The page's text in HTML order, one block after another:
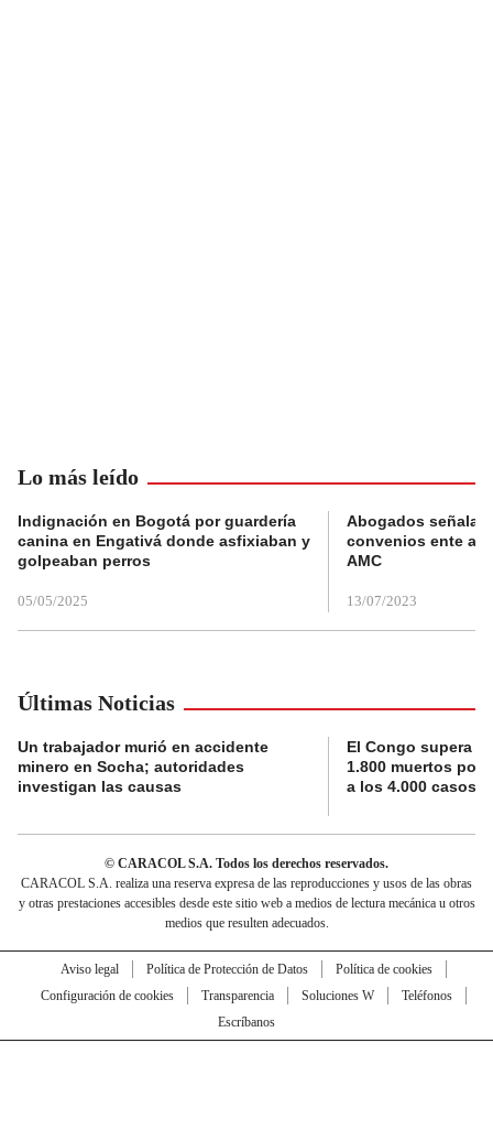
Lo más leído
Indignación en Bogotá por guardería
canina en Engativá donde asfixiaban y
golpeaban perros
05/05/2025
Abogados
convenios ente
AMC
13/07/2023
Últimas Noticias
Un trabajador murió en accidente
minero en Socha; autoridades
investigan las causas
El Congo supera
1.800 muertos por
a los 4.000 casos
© CARACOL S.A. Todos los derechos reservados.
CARACOL S.A. realiza una reserva expresa de las reproducciones y usos de las obras
y otras prestaciones accesibles desde este sitio web a medios de lectura mecánica u otros
medios que resulten adecuados.
Aviso legal Política de Protección de Datos
Política de cookies
Configuración de cookies
Transparencia Soluciones W
Teléfonos
Escríbanos